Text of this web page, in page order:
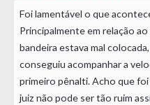
Foi lamentável o que
Principalmente em relação
bandeira estava mal
conseguiu acompanhar a
primeiro pênalti. Acho que
juiz não pode ser tão ruim